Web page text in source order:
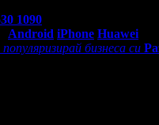
1090
Android iPhone Huawei
бизнеса си